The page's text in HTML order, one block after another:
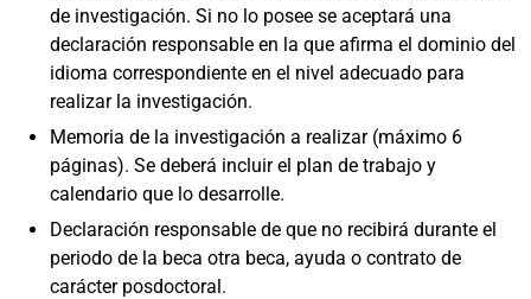
de investigación. Si no lo posee se aceptará una
declaración responsable en la que afirma el dominio del
idioma correspondiente en el nivel adecuado para
realizar la investigación.
Memoria de la investigación a realizar (máximo 6
páginas). Se deberá incluir el plan de trabajo y
calendario que lo desarrolle.
Declaración responsable de que no recibirá durante el
periodo de la beca otra beca, ayuda o contrato de
carácter posdoctoral.